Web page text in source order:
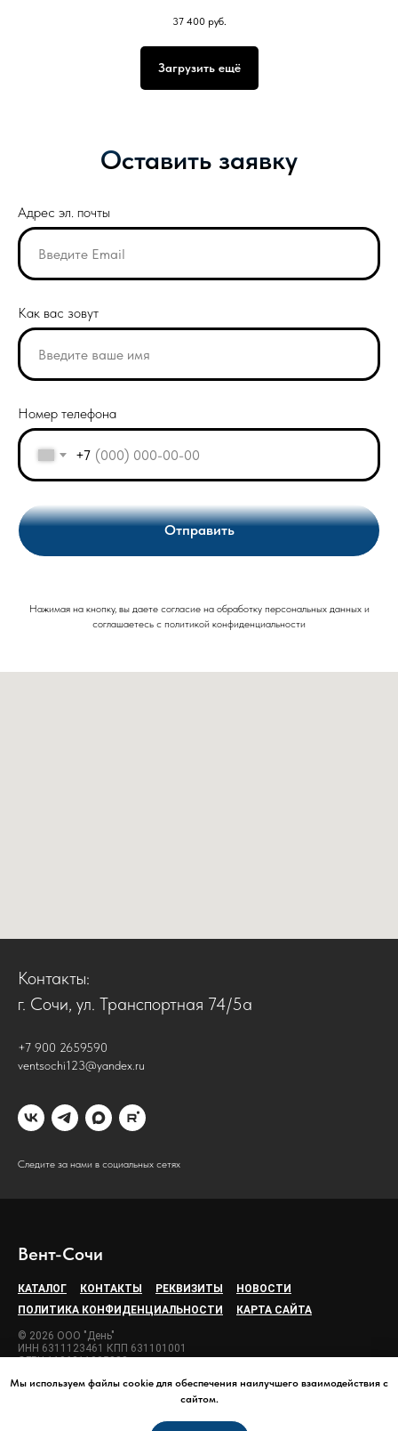
37 400 руб.
Загрузить ещё
Оставить заявку
Адрес эл. почты
Как вас зовут
Номер телефона
+7
Отправить
Нажимая на кнопку, вы даете согласие на обработку персональных данных и
соглашаетесь c политикой конфиденциальности
Мы используем файлы cookie для обеспечения наилучшего взаимодействия с
сайтом.
Контакты:
г. Сочи, ул. Транспортная 74/5а
+7 900 2659590
ventsochi123@yandex.ru
Следите за нами в социальных сетях
Вент-Сочи
КАТАЛОГ КОНТАКТЫ РЕКВИЗИТЫ
НОВОСТИ
ПОЛИТИКА КОНФИДЕНЦИАЛЬНОСТИ
КАРТА САЙТА
© 2026 ООО "День"
ИНН 6311123461 КПП 631101001
ОГРН 1106311005888